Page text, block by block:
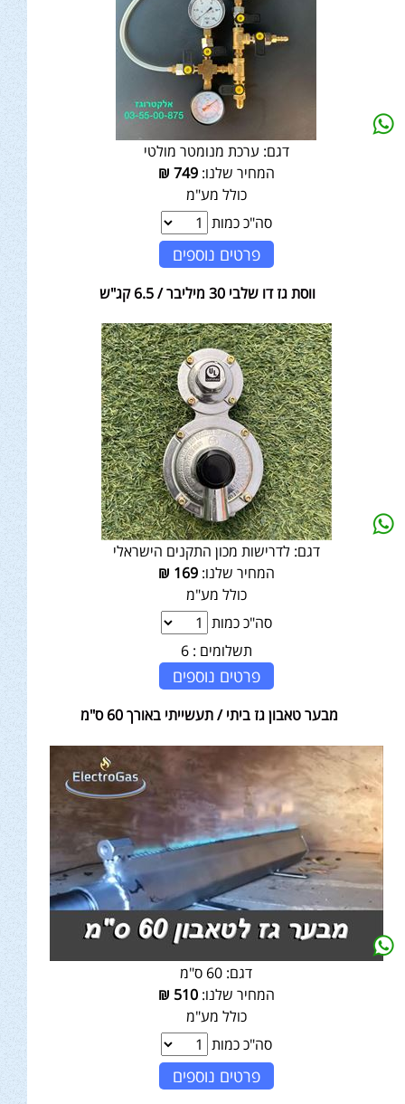
דגם: ערכת מנומטר מולטי
המחיר שלנו:749
₪
כולל מע"מ
סה"כ כמות
פרטים נוספים
ווסת גז דו שלבי 30 מיליבר / 6.5 קג"ש
דגם: לדרישות מכון התקנים הישראלי
המחיר שלנו:169
₪
כולל מע"מ
סה"כ כמות
תשלומים : 6
פרטים נוספים
מבער טאבון גז ביתי / תעשייתי באורך 60 ס"מ
דגם: 60 ס"מ
המחיר שלנו:510
₪
כולל מע"מ
סה"כ כמות
פרטים נוספים